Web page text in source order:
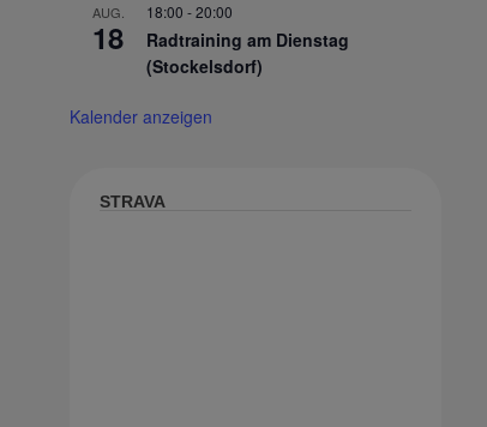
AUG.
18
18:00 -20:00
Radtraining am Dienstag
(Stockelsdorf)
Kalender anzeigen
STRAVA